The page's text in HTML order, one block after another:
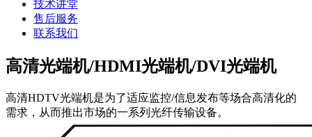
技术讲堂
售后服务
联系我们
高清光端机/HDMI光端机/DVI光端机
高清HDTV光端机是为了适应监控/信息发布等场合高清化的
需求，从而推出市场的一系列光纤传输设备。